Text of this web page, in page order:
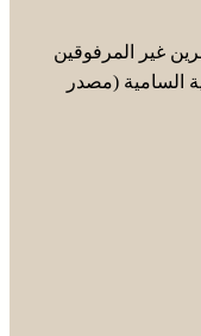
غير المرفوقين
السامية (مصدر